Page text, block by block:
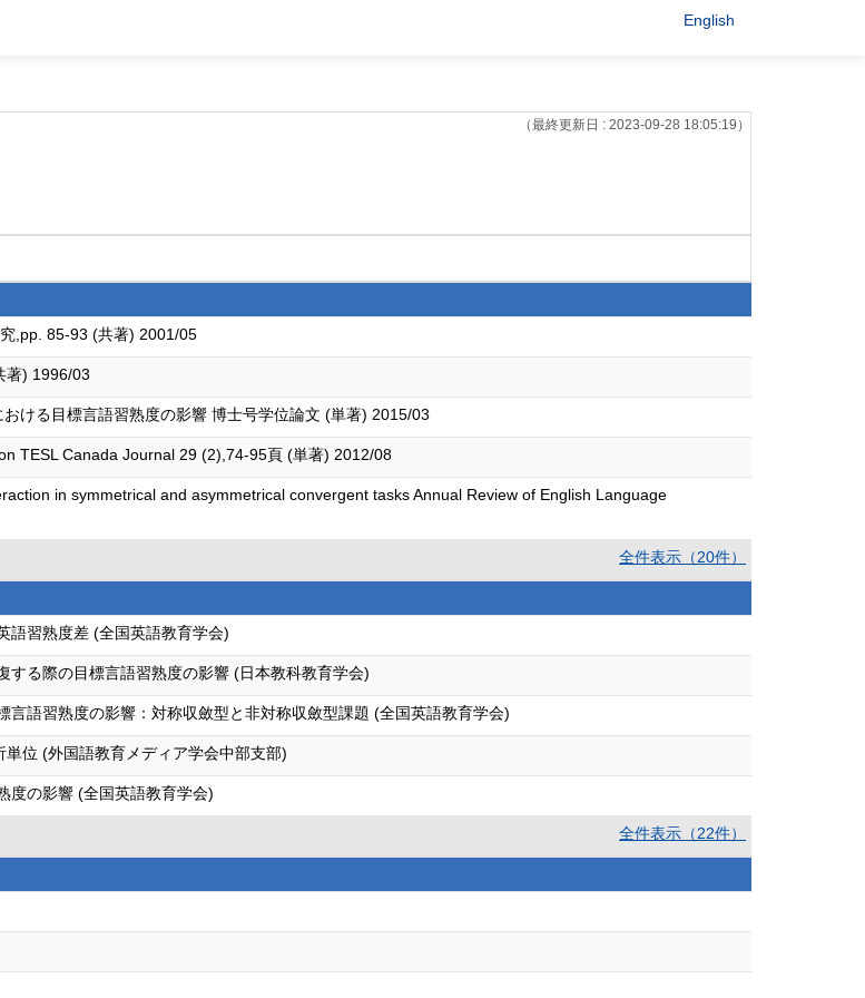
English
（最終更新日 : 2023-09-28 18:05:19）
,pp. 85-93 (共著) 2001/05
著) 1996/03
ける目標言語習熟度の影響 博士号学位論文 (単著) 2015/03
TESL Canada Journal 29 (2),74-95頁 (単著) 2012/08
in symmetrical and asymmetrical convergent tasks Annual Review of English Language
全件表示（20件）
語習熟度差 (全国英語教育学会)
する際の目標言語習熟度の影響 (日本教科教育学会)
言語習熟度の影響：対称収斂型と非対称収斂型課題 (全国英語教育学会)
位 (外国語教育メディア学会中部支部)
度の影響 (全国英語教育学会)
全件表示（22件）